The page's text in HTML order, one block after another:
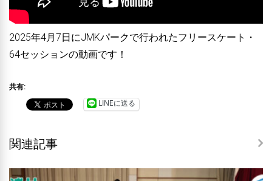
2025年4月7日にJMKパークで行われたフリースケート・
64セッションの動画です！
共有:
LINEに送る
関連記事